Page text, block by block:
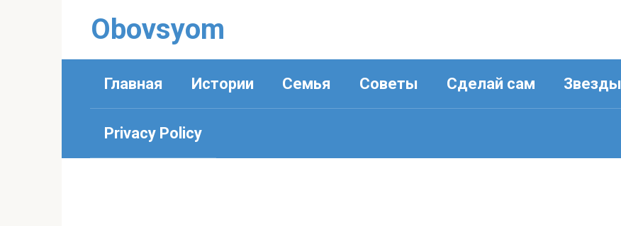
Obovsyom
Главная Истории Семья Советы Сделай сам Звезды
Privacy Policy